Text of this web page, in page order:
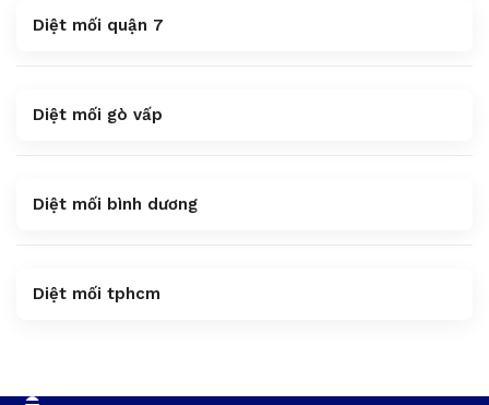
Diệt mối quận 7
Diệt mối gò vấp
Diệt mối bình dương
Diệt mối tphcm